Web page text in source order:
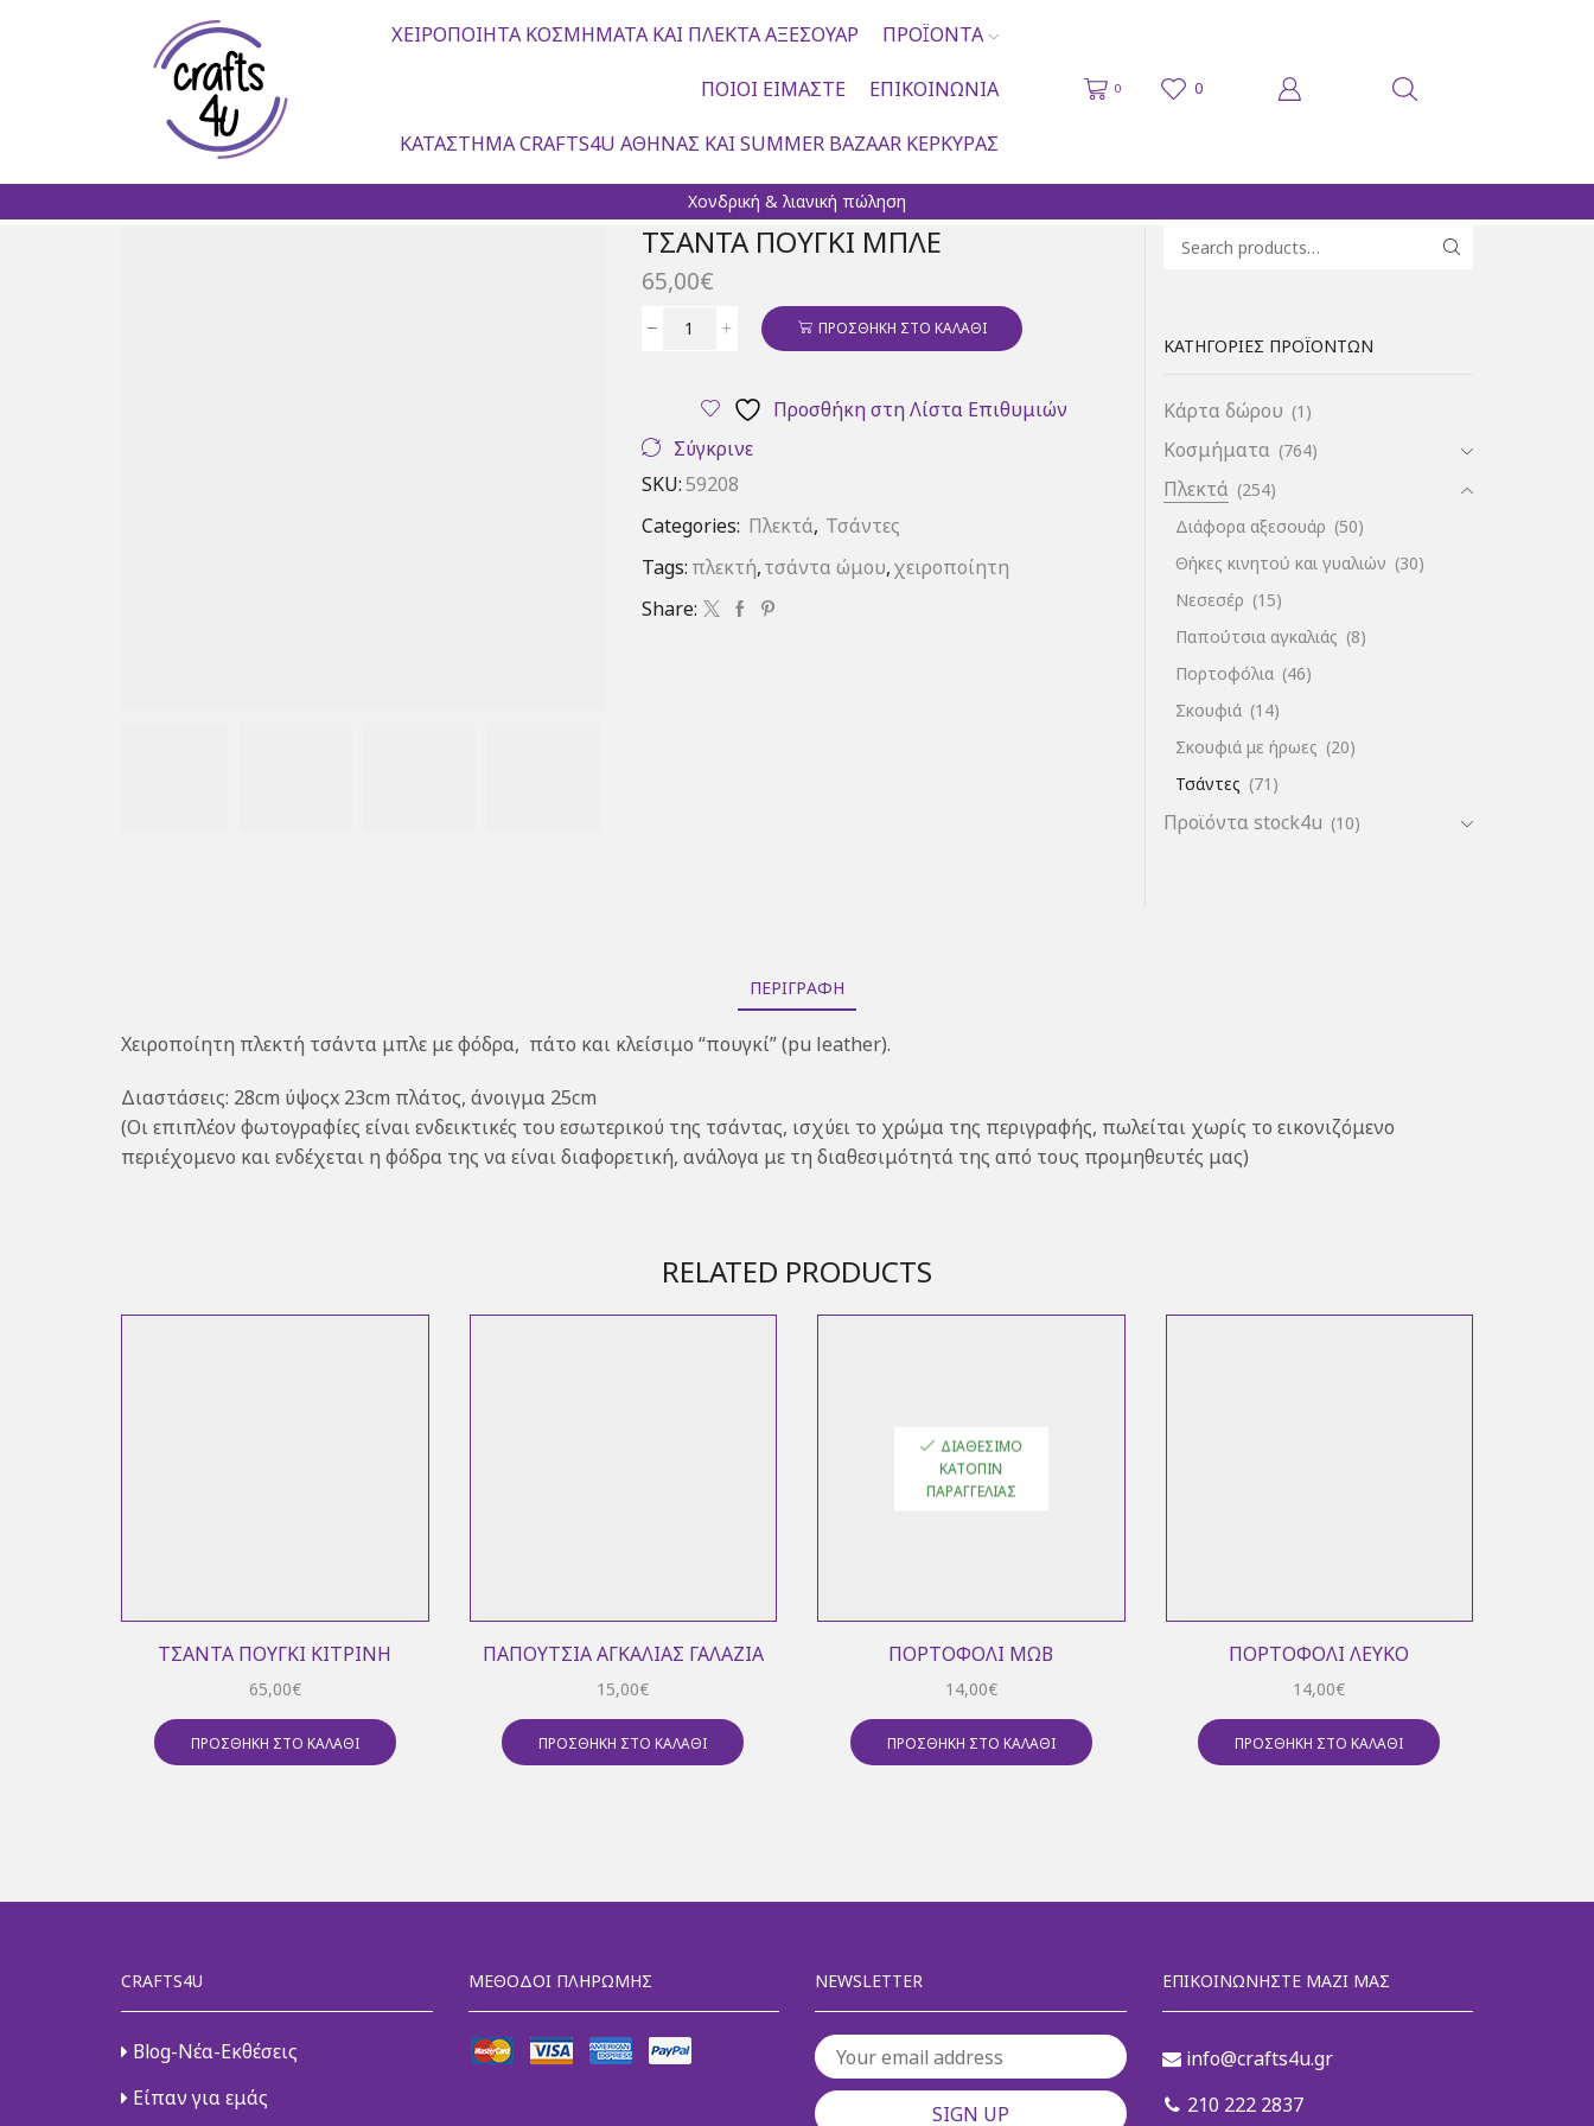
ΧΕΙΡΟΠΟΊΗΤΑ ΚΟΣΜΉΜΑΤΑ ΚΑΙ ΠΛΕΚΤΆ ΑΞΕΣΟΥΆΡ ΠΡΟΪΌΝΤΑ
ΠΟΙΟΙ ΕΊΜΑΣΤΕ ΕΠΙΚΟΙΝΩΝΊΑ
ΚΑΤΆΣΤΗΜΑ CRAFTS4U ΑΘΉΝΑΣ ΚΑΙ SUMMER BAZAAR ΚΈΡΚΥΡΑΣ
0 0
Χονδρική & λιανική πώληση
ΤΣΆΝΤΑ ΠΟΥΓΚΊ ΜΠΛΕ
65,00€
Τσάντα
ποσότητα
ΠΡΟΣΘΉΚΗ ΣΤΟ ΚΑΛΆΘΙ
Προσθήκη στη Λίστα Επιθυμιών
Σύγκρινε
SKU:59208
Categories: Πλεκτά, Τσάντες
Tags: πλεκτή,τσάντα ώμου,χειροποίητη
Share:
Search for: SEARCH
ΚΑΤΗΓΟΡΊΕΣ ΠΡΟΪΌΝΤΩΝ
Κάρτα δώρου (1)
Κοσμήματα (764)
Πλεκτά (254)
Διάφορα αξεσουάρ (50)
Θήκες κινητού και γυαλιών (30)
Νεσεσέρ (15)
Παπούτσια αγκαλιάς (8)
Πορτοφόλια (46)
Σκουφιά (14)
Σκουφιά με ήρωες (20)
Τσάντες (71)
Προϊόντα stock4u (10)
ΠΕΡΙΓΡΑΦΉ
Χειροποίητη πλεκτή τσάντα μπλε με φόδρα, πάτο και κλείσιμο “πουγκί” (pu leather).
Διαστάσεις: 28cm ύψοςx 23cm πλάτος, άνοιγμα 25cm
(Οι επιπλέον φωτογραφίες είναι ενδεικτικές του εσωτερικού της τσάντας, ισχύει το χρώμα της περιγραφής, πωλείται χωρίς το εικονιζόμενο
περιέχομενο και ενδέχεται η φόδρα της να είναι διαφορετική, ανάλογα με τη διαθεσιμότητά της από τους προμηθευτές μας)
RELATED PRODUCTS
ΤΣΆΝΤΑ ΠΟΥΓΚΊ ΚΊΤΡΙΝΗ
65,00€
ΠΡΟΣΘΉΚΗ ΣΤΟ ΚΑΛΆΘΙ
ΠΑΠΟΎΤΣΙΑ ΑΓΚΑΛΙΆΣ ΓΑΛΆΖΙΑ
15,00€
ΠΡΟΣΘΉΚΗ ΣΤΟ ΚΑΛΆΘΙ
ΔΙΑΘΈΣΙΜΟ
ΚΑΤΌΠΙΝ
ΠΑΡΑΓΓΕΛΊΑΣ
ΠΟΡΤΟΦΌΛΙ ΜΩΒ
14,00€
ΠΡΟΣΘΉΚΗ ΣΤΟ ΚΑΛΆΘΙ
ΠΟΡΤΟΦΌΛΙ ΛΕΥΚΌ
14,00€
ΠΡΟΣΘΉΚΗ ΣΤΟ ΚΑΛΆΘΙ
CRAFTS4U
Blog-Νέα-Εκθέσεις
Είπαν για εμάς
ΜΈΘΟΔΟΙ ΠΛΗΡΩΜΉΣ NEWSLETTER ΕΠΙΚΟΙΝΩΝΉΣΤΕ ΜΑΖΊ ΜΑΣ
info@crafts4u.gr
210 222 2837